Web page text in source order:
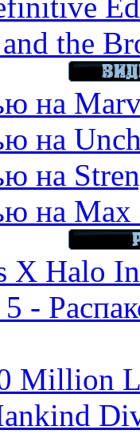
the
на
на
на
на Max
X Halo
-
Million